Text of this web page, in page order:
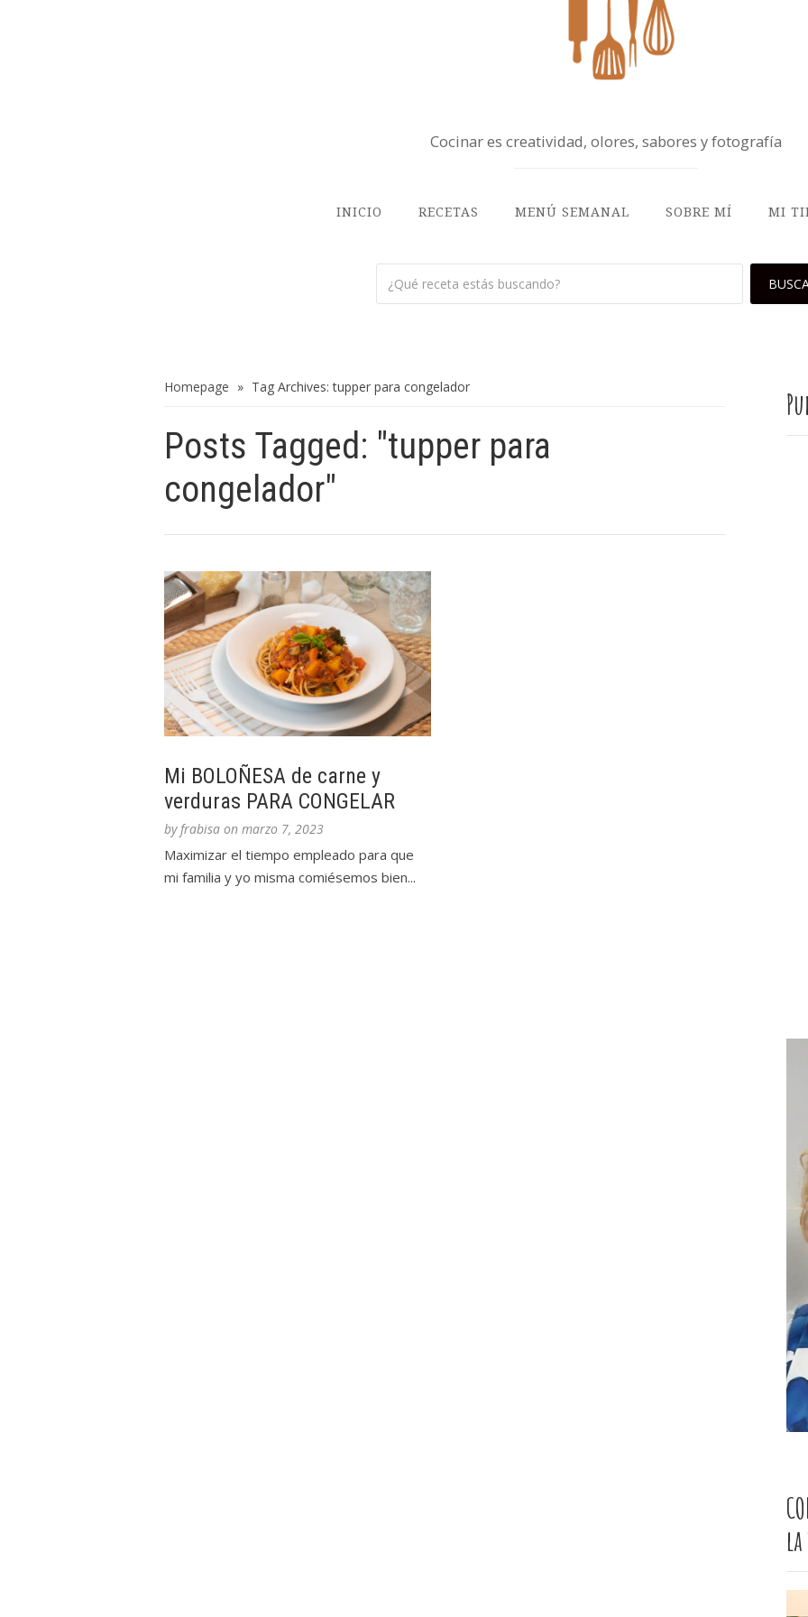
Cocinar es creatividad, olores, sabores y fotografía
INICIO RECETAS MENÚ SEMANAL SOBRE MÍ MI
Homepage » Tag Archives: tupper para congelador
Posts Tagged: "tupper para
congelador"
Mi BOLOÑESA de carne y
verduras PARA CONGELAR
byfrabisa on marzo 7, 2023
Maximizar el tiempo empleado para que
mi familia y yo misma comiésemos bien...